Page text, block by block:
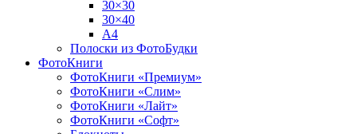
30×30
30×40
A4
Полоски из ФотоБудки
ФотоКниги
ФотоКниги «Премиум»
ФотоКниги «Слим»
ФотоКниги «Лайт»
ФотоКниги «Софт»